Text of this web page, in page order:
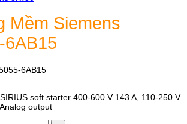
Mềm Siemens
6AB15
6AB15
soft starter 400-600 V 143 A, 110-250 V
output